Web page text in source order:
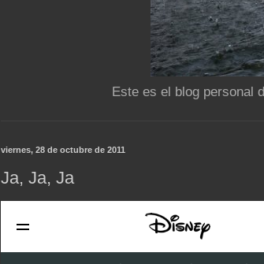
Este es el blog personal
viernes, 28 de octubre de 2011
Ja, Ja, Ja